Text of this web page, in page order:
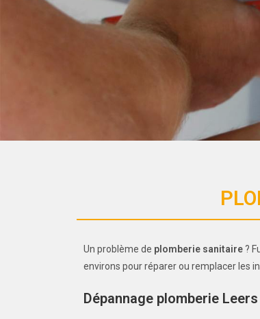
Un problème de plomberie sanitaire ?
environs pour réparer ou remplacer les
Dépannage plomberie Leers